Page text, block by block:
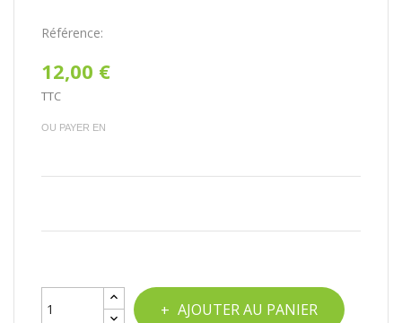
Référence:
12,00 €
TTC
OU PAYER EN
AJOUTER AU PANIER